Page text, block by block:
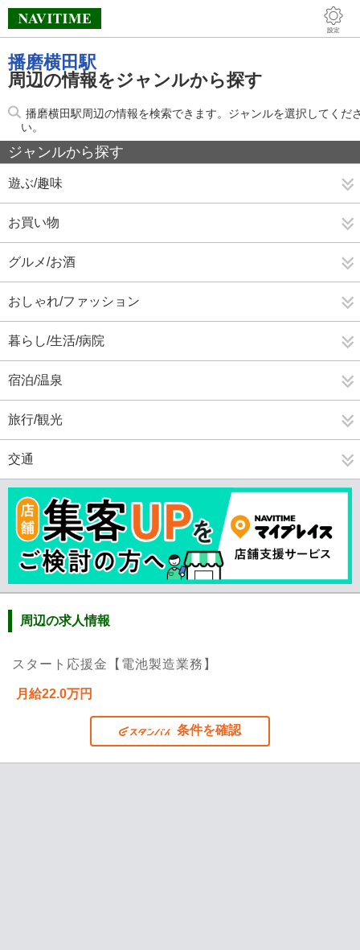
播磨横田駅
周辺の情報をジャンルから探す
播磨横田駅周辺の情報を検索できます。ジャンルを選択してくだ
い。
ジャンルから探す
遊ぶ/趣味
お買い物
グルメ/お酒
おしゃれ/ファッション
暮らし/生活/病院
宿泊/温泉
旅行/観光
交通
周辺の求人情報
スタート応援金【電池製造業務】
月給22.0万円
条件を確認